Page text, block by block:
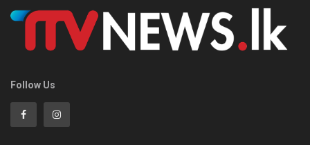
Follow Us